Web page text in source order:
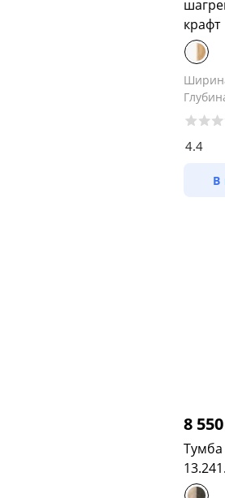
крафт
4.4
В
8 550
Тумба